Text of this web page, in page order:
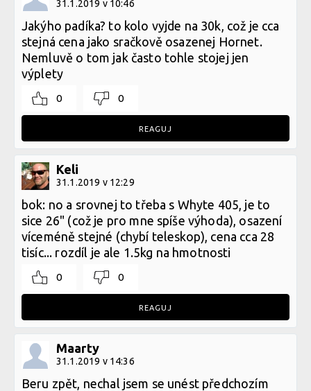
31.1.2019 v 10:46
Jakýho padíka? to kolo vyjde na 30k, což je cca
stejná cena jako sračkově osazenej Hornet.
Nemluvě o tom jak často tohle stojej jen
výplety
0 0
REAGUJ
Keli
31.1.2019 v 12:29
bok: no a srovnej to třeba s Whyte 405, je to
sice 26" (což je pro mne spíše výhoda), osazení
víceméně stejné (chybí teleskop), cena cca 28
tisíc... rozdíl je ale 1.5kg na hmotnosti
0 0
REAGUJ
Maarty
31.1.2019 v 14:36
Beru zpět, nechal jsem se unést předchozím